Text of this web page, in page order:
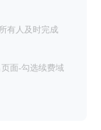
有人及时完成
面-勾选续费域